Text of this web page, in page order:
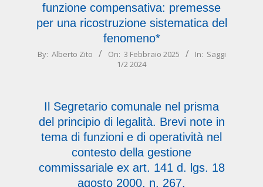
funzione compensativa: premesse
per una ricostruzione sistematica del
fenomeno*
2025-
By: Alberto Zito On: 3 Febbraio 2025 In: Saggi
1/2 2024
Il Segretario comunale nel prisma
del principio di legalità. Brevi note in
tema di funzioni e di operatività nel
contesto della gestione
commissariale ex art. 141 d. lgs. 18
agosto 2000, n. 267.